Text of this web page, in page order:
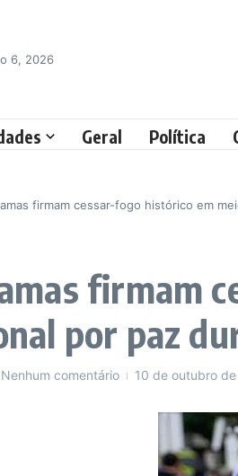
6, 2026
Geral Política
firmam cessar-fogo histórico em
firmam
por paz
Nenhum comentário 10 de outubro